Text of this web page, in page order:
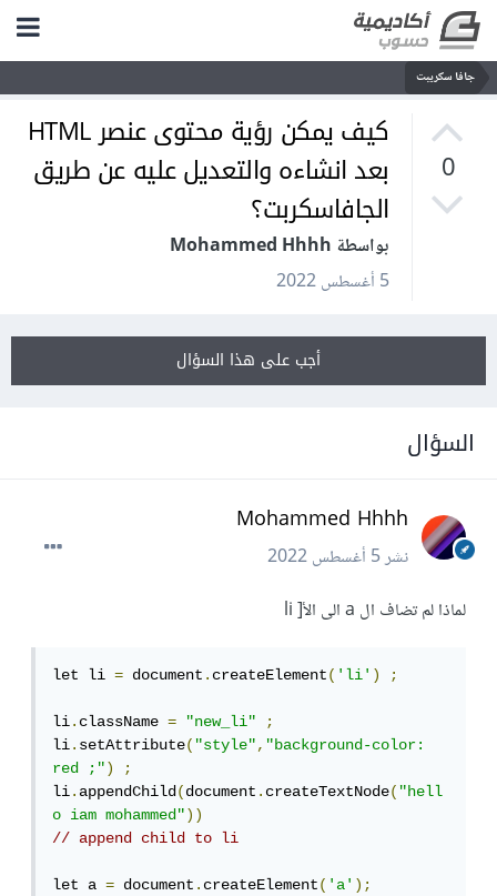
جافا سكريبت
0
كيف يمكن رؤية محتوى عنصر HTML
بعد انشاءه والتعديل عليه عن طريق
الجافاسكربت؟
بواسطة Mohammed Hhhh
5 أغسطس 2022
أجب على هذا السؤال
السؤال
Mohammed Hhhh
نشر5 أغسطس 2022
لماذا لم تضاف ال a الى الأ[ li
let li = document.createElement('li') ;
li.className = "new_li"
;
li.setAttribute("style","background-color:
red ;")
;
li.appendChild(document.createTextNode("hell
o iam mohammed"))
// append child to li
let a = document.createElement('a');